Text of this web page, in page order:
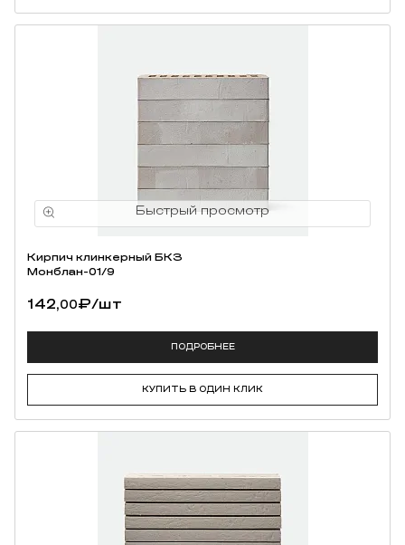
Кирпич клинкерный БКЗ
Монблан-01/9
142,00₽/шт
ПОДРОБНЕЕ
КУПИТЬ В ОДИН КЛИК